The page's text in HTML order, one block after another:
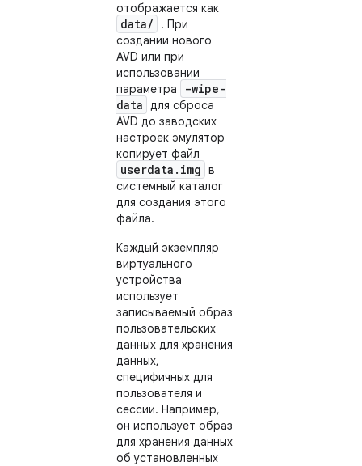
отображается как
data/
. При
создании нового
AVD или при
использовании
параметра
-wipe-
data для сброса
AVD до заводских
настроек эмулятор
копирует файл
userdata.img в
системный каталог
для создания этого
файла.
Каждый экземпляр
виртуального
устройства
использует
записываемый образ
пользовательских
данных для хранения
данных,
специфичных для
пользователя и
сессии. Например,
он использует образ
для хранения данных
об установленных